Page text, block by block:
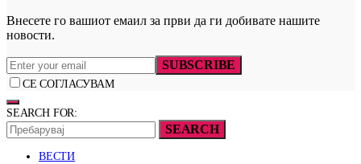
Внесете го вашиот емаил за први да ги добивате нашите
новости.
SUBSCRIBE
СЕ СОГЛАСУВАМ
SEARCH FOR:
SEARCH
ВЕСТИ